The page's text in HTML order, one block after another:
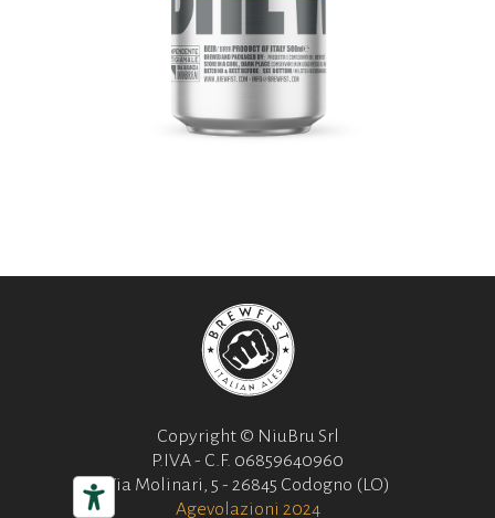
Copyright © NiuBru Srl
P.IVA - C.F. 06859640960
Via Molinari, 5 - 26845 Codogno (LO)
Agevolazioni 2024